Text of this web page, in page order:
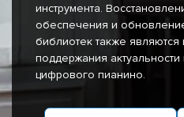
инструмента.
обеспечения и
библиотек также
поддержания актуальности
цифрового пианино.